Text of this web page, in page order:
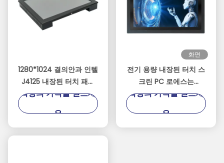
1280*1024 결의안과 인텔
J4125 내장된 터치 패널
PC
최상의 가격을 얻으세
요
화면
전기 용량 내장된 터치 스
크린 PC 로에스는
1920*1080 결의안을 증명
최상의 가격을 얻으세
요